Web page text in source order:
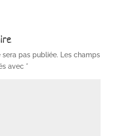
pas publiée.
Les champs
avec *